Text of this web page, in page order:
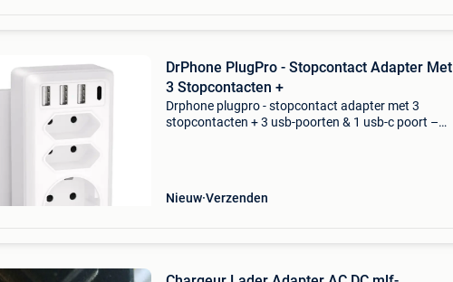
DrPhone PlugPro - Stopcontact Adapter Met
3 Stopcontacten +
Drphone plugpro - stopcontact adapter met 3
stopcontacten + 3 usb-poorten & 1 usb-c poort –
Nieuw Verzenden